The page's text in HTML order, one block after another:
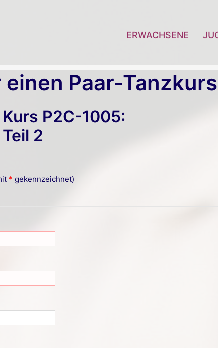
ERWACHSENE
Paar-Tanzkurs
P2C-1005:
2
* gekennzeichnet)